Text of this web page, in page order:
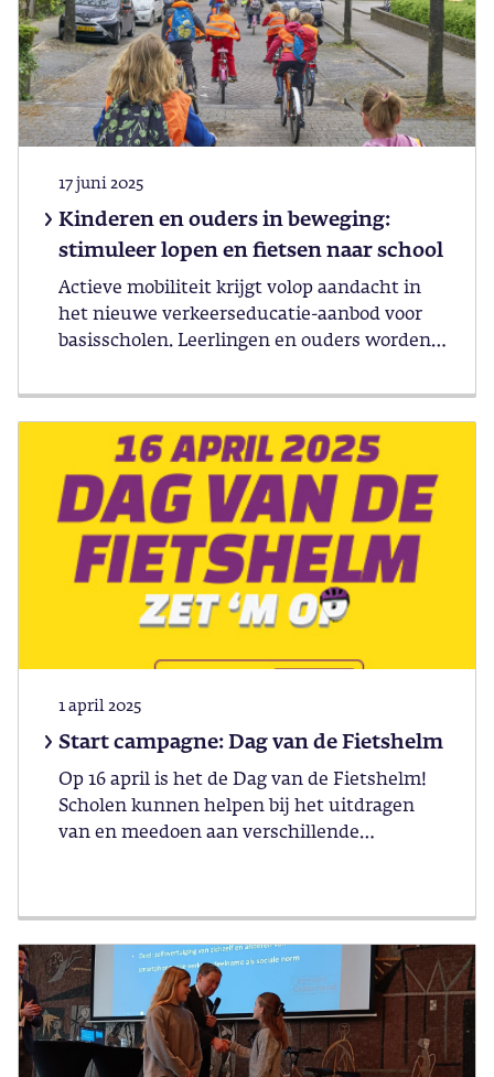
Kinderen en ouders in beweging:
stimuleer lopen en fietsen naar school
17 juni 2025
Actieve mobiliteit krijgt volop aandacht in
het nieuwe verkeerseducatie-aanbod voor
basisscholen. Leerlingen en ouders worden
Start campagne: Dag van de Fietshelm
1 april 2025
Op 16 april is het de Dag van de Fietshelm!
Scholen kunnen helpen bij het uitdragen
van en meedoen aan verschillende